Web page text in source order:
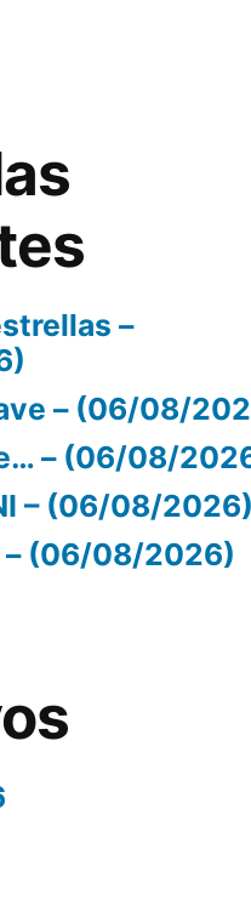
–
– (06/08/
– (06/08/
– (06/08/2026)
– (06/08/2026)